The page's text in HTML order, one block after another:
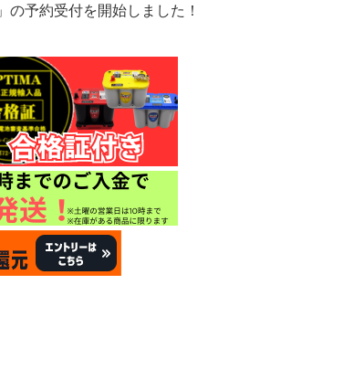
」の予約受付を開始しました！